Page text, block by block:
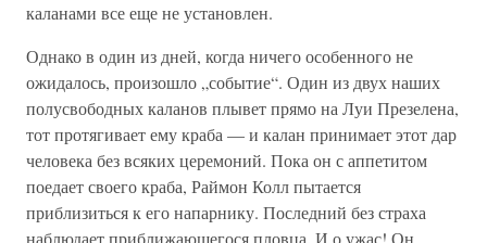
каланами все еще не установлен.
Однако в один из дней, когда ничего особенного не
ожидалось, произошло „событие“. Один из двух наших
полусвободных каланов плывет прямо на Луи Презелена,
тот протягивает ему краба — и калан принимает этот дар
человека без всяких церемоний. Пока он с аппетитом
поедает своего краба, Раймон Колл пытается
приблизиться к его напарнику. Последний без страха
наблюдает приближающегося пловца. И о ужас! Он